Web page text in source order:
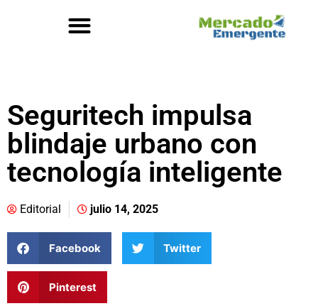
Seguritech impulsa
blindaje urbano con
tecnología inteligente
Editorial julio 14, 2025
Facebook Twitter
Pinterest